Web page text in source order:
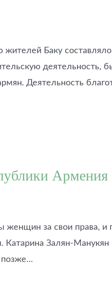
Баку
деятельность,
Деятельность
Армения
женщин за свои права,
Залян-
позже…